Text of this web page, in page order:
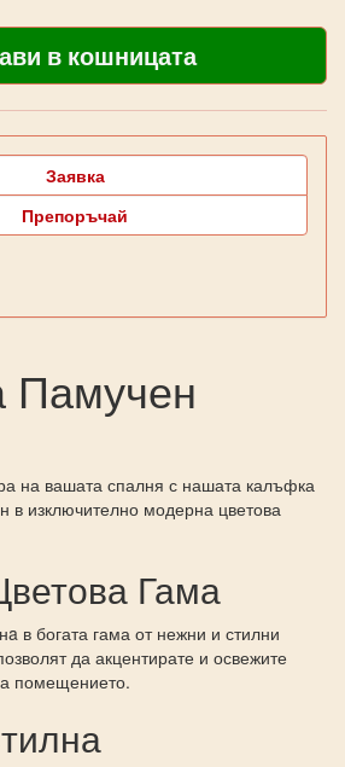
Заявка
Препоръчай
Памучен
на вашата спалня с нашата калъфка
в изключително модерна цветова
Гама
в богата гама от нежни и стилни
да акцентирате и освежите
помещението.